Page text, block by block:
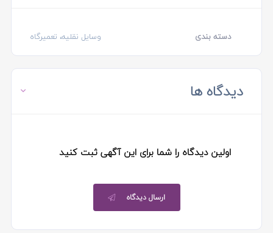
دسته بندی وسایل نقلیه، تعمیرگاه
دیدگاه ها
اولین دیدگاه را شما برای این آگهی ثبت کنید
ارسال دیدگاه